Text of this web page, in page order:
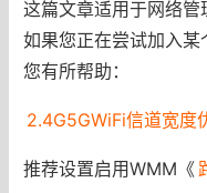
这篇文章适用于网络管
如果您正在尝试加入
您有所帮助：
2.4G5GWiFi信道宽度
推荐设置启用WMM《